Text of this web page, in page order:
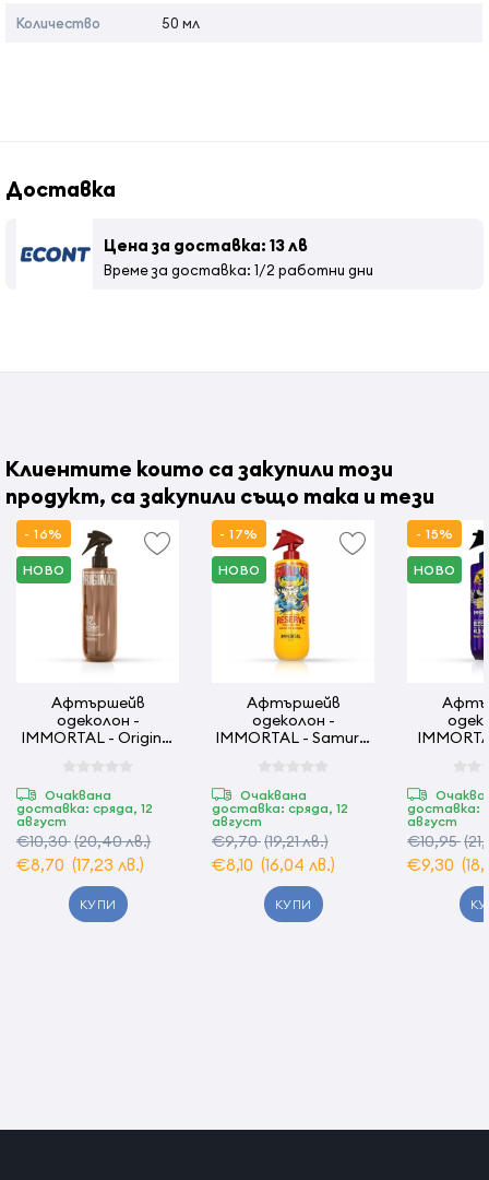
Начин на употреба:
дълготраен аромат.
Страна на произход:Tурция
Количество 50 мл
Доставка
Цена за доставка: 13 лв
Време за доставка: 1/2 работни дни
Клиентите които са закупили този
продукт, са закупили също така и тези
- 16%
НОВО
Афтършейв
одеколон -
IMMORTAL - Original
Очаквана
доставка: сряда, 12
август
€10,30(20,40 лв.)
€8,70 (17,23 лв.)
КУПИ
- 17%
НОВО
Aфтършейв
одеколон -
IMMORTAL - Samurai
Очаквана
доставка: сряда, 12
август
€9,70(19,21 лв.)
€8,10 (16,04 лв.)
КУПИ
- 15%
НОВО
доставка:
август
€10,95
€9,30